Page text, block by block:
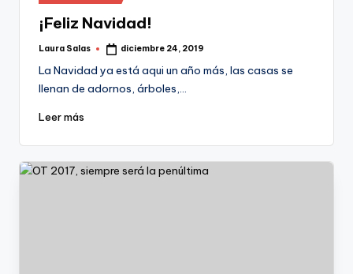
en
¡Feliz Navidad!
Publicado
Laura Salas diciembre 24, 2019
La Navidad ya está aqui un año más, las casas se
llenan de adornos, árboles,…
Leer más